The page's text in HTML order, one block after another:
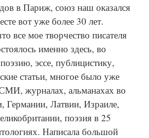
в Париж, союз наш оказался
вот уже более 30 лет.
все мое творчество писателя
именно здесь, во
эссе, публицистику,
статьи, многое было уже
журналах, альманахах во
Германии, Латвии, Израиле,
поэзия в 25
Написала большой